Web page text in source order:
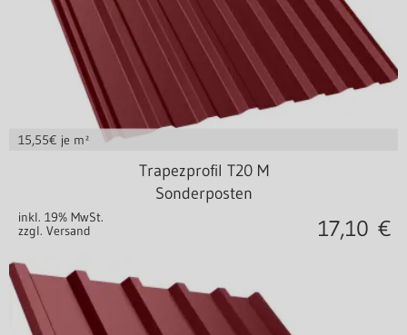
Stahl 0,40 mm
15,55€ je m²
Trapezprofil T20 M
Sonderposten
inkl. 19% MwSt.
zzgl. Versand
17,10 €